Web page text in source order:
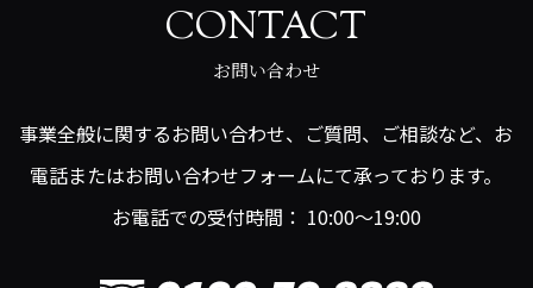
CONTACT
お問い合わせ
事業全般に関するお問い合わせ、ご質問、ご相談など、お
電話またはお問い合わせフォームにて承っております。
お電話での受付時間： 10:00～19:00